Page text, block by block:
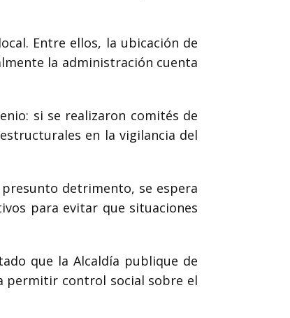
Entre ellos, la ubicación de
la administración cuenta
si se realizaron comités de
en la vigilancia del
detrimento, se espera
para evitar que situaciones
que la Alcaldía publique de
permitir control social sobre el